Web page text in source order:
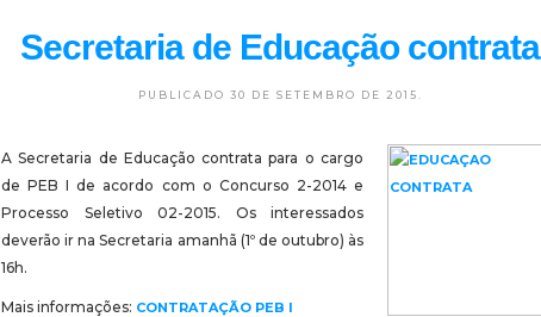
Secretaria de Educação contrata
PUBLICADO 30 DE SETEMBRO DE 2015.
A Secretaria de Educação contrata para o cargo
de PEB I de acordo com o Concurso 2-2014 e
Processo Seletivo 02-2015. Os interessados
deverão ir na Secretaria amanhã (1º de outubro) às
16h.
Mais informações: CONTRATAÇÃO PEB I